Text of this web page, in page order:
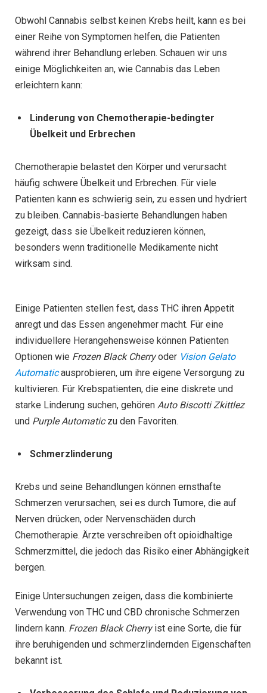
Obwohl Cannabis selbst keinen Krebs heilt, kann es bei
einer Reihe von Symptomen helfen, die Patienten
während ihrer Behandlung erleben. Schauen wir uns
einige Möglichkeiten an, wie Cannabis das Leben
erleichtern kann:
Linderung von Chemotherapie-bedingter
Übelkeit und Erbrechen
Chemotherapie belastet den Körper und verursacht
häufig schwere Übelkeit und Erbrechen. Für viele
Patienten kann es schwierig sein, zu essen und hydriert
zu bleiben. Cannabis-basierte Behandlungen haben
gezeigt, dass sie Übelkeit reduzieren können,
besonders wenn traditionelle Medikamente nicht
wirksam sind.
Einige Patienten stellen fest, dass THC ihren Appetit
anregt und das Essen angenehmer macht. Für eine
individuellere Herangehensweise können Patienten
Optionen wie Frozen Black Cherryoder Vision Gelato
Automaticausprobieren, um ihre eigene Versorgung zu
kultivieren. Für Krebspatienten, die eine diskrete und
starke Linderung suchen, gehören Auto Biscotti Zkittlez
und Purple Automaticzu den Favoriten.
Schmerzlinderung
Krebs und seine Behandlungen können ernsthafte
Schmerzen verursachen, sei es durch Tumore, die auf
Nerven drücken, oder Nervenschäden durch
Chemotherapie. Ärzte verschreiben oft opioidhaltige
Schmerzmittel, die jedoch das Risiko einer Abhängigkeit
bergen.
Einige Untersuchungen zeigen, dass die kombinierte
Verwendung von THC und CBD chronische Schmerzen
lindern kann. Frozen Black Cherryist eine Sorte, die für
ihre beruhigenden und schmerzlindernden Eigenschaften
bekannt ist.